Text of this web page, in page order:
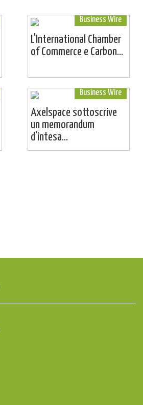
Business Wire
L'International Chamber
of Commerce e Carbon...
Business Wire
Axelspace sottoscrive
un memorandum
d'intesa...